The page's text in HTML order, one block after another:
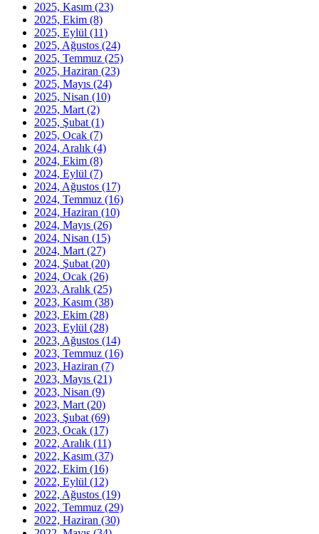
2025, Kasım (23)
2025, Ekim (8)
2025, Eylül (11)
2025, Ağustos (24)
2025, Temmuz (25)
2025, Haziran (23)
2025, Mayıs (24)
2025, Nisan (10)
2025, Mart (2)
2025, Şubat (1)
2025, Ocak (7)
2024, Aralık (4)
2024, Ekim (8)
2024, Eylül (7)
2024, Ağustos (17)
2024, Temmuz (16)
2024, Haziran (10)
2024, Mayıs (26)
2024, Nisan (15)
2024, Mart (27)
2024, Şubat (20)
2024, Ocak (26)
2023, Aralık (25)
2023, Kasım (38)
2023, Ekim (28)
2023, Eylül (28)
2023, Ağustos (14)
2023, Temmuz (16)
2023, Haziran (7)
2023, Mayıs (21)
2023, Nisan (9)
2023, Mart (20)
2023, Şubat (69)
2023, Ocak (17)
2022, Aralık (11)
2022, Kasım (37)
2022, Ekim (16)
2022, Eylül (12)
2022, Ağustos (19)
2022, Temmuz (29)
2022, Haziran (30)